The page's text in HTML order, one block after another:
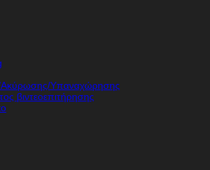
Ακύρωσης/Υπαναχώρησης
βιντεοεπιτήρησης